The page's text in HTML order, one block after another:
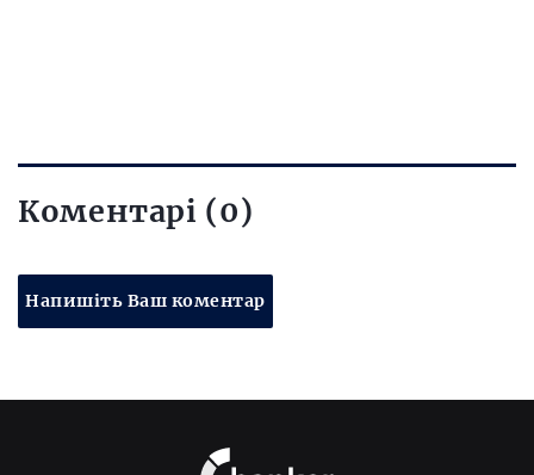
Коментарі (0)
Напишіть Ваш коментар